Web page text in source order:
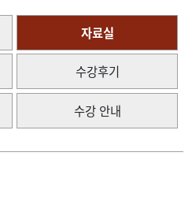
자료실
수강후기
수강 안내